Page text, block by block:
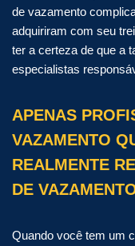
de vazamento
adquiriram com seu
ter a certeza de que a
especialistas
APENAS
VAZAMENTO
REALMENTE
DE
Quando você tem um